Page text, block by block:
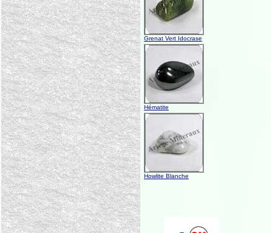
Grenat Vert Idocrase
Hématite
Howlite Blanche